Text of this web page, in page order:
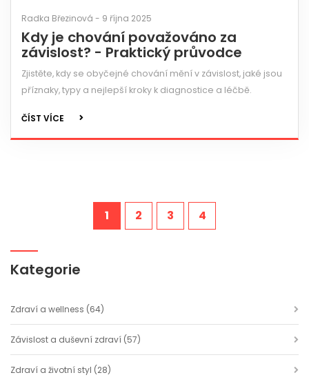
Radka Březinová - 9 října 2025
Kdy je chování považováno za
závislost? - Praktický průvodce
Zjistěte, kdy se obyčejné chování mění v závislost, jaké jsou
příznaky, typy a nejlepší kroky k diagnostice a léčbě.
ČÍST VÍCE
1 2 3 4
Kategorie
Zdraví a wellness (64)
Závislost a duševní zdraví (57)
Zdraví a životní styl (28)